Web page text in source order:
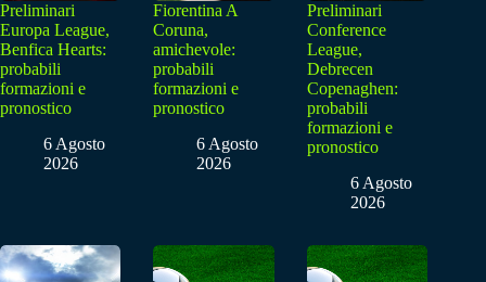
Preliminari
Europa League,
Benfica Hearts:
probabili
formazioni e
pronostico
6 Agosto
2026
Fiorentina A
Coruna,
amichevole:
probabili
formazioni e
pronostico
6 Agosto
2026
Preliminari
Conference
League,
Debrecen
Copenaghen:
probabili
formazioni e
pronostico
6 Agosto
2026